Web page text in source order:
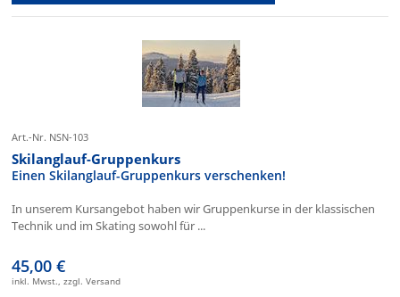
Art.-Nr. NSN-103
Skilanglauf-Gruppenkurs
Einen Skilanglauf-Gruppenkurs verschenken!
In unserem Kursangebot haben wir Gruppenkurse in der klassischen
Technik und im Skating sowohl für ...
45,00 €
inkl. Mwst., zzgl. Versand